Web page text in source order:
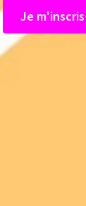
Je m'inscris